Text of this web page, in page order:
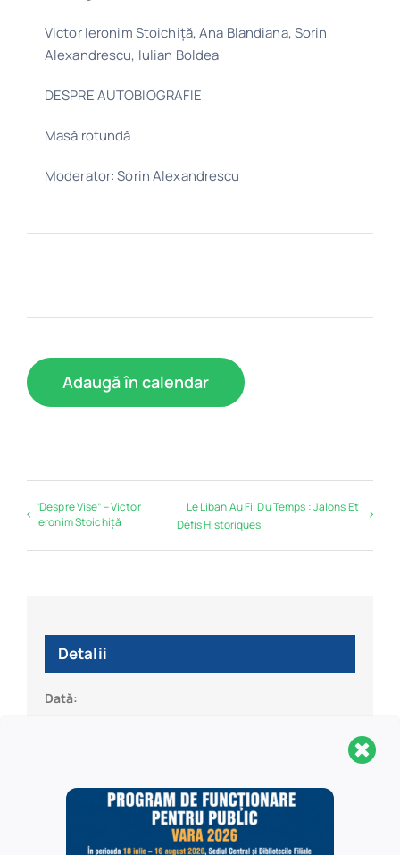
Victor Ieronim Stoichiță, Ana Blandiana, Sorin
Alexandrescu, Iulian Boldea
DESPRE AUTOBIOGRAFIE
Masă rotundă
Moderator: Sorin Alexandrescu
Adaugă în calendar
”Despre Vise” – Victor
Ieronim Stoichiță
Le Liban Au Fil Du Temps : Jalons Et
Défis Historiques
Detalii
Dată:
Organizator